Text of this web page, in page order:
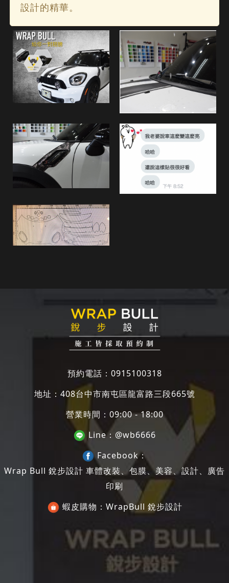
設計的精華。
預約電話： 0915100318
地址： 408台中市南屯區龍富路三段665號
營業時間：09:00 - 18:00
Line： @wb6666
Facebook：
Wrap Bull 銳步設計 車體改裝、包膜、美容、設計、廣告
印刷
蝦皮購物： WrapBull 銳步設計